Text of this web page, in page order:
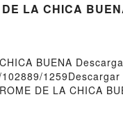
DE LA CHICA
BUENA
DE LA CHICA
DE LA CHICA